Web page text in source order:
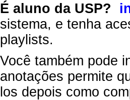
É aluno da USP?
sistema, e tenha
playlists.
Você também pode
anotações permite
los depois como